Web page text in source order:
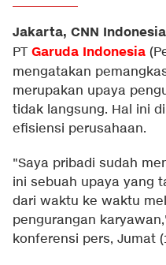
Jakarta, CNN Indonesia
PTGaruda Indonesia
mengatakan
merupakan upaya
tidak langsung. Hal ini
efisiensi perusahaan.
"Saya pribadi sudah
ini sebuah upaya yang
dari waktu ke waktu
pengurangan
konferensi pers, Jumat